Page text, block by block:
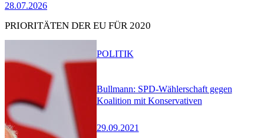
28.07.2026
PRIORITÄTEN DER EU FÜR 2020
Bullmann: SPD-Wählerschaft gegen
Koalition mit Konservativen
29.09.2021
POLITIK